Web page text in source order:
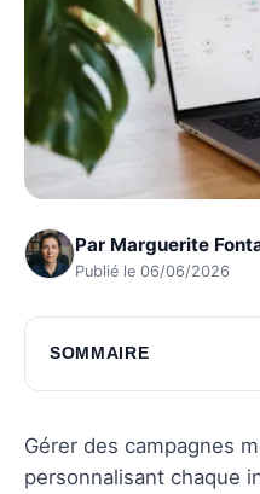
Par Marguerite
Publié le 06/06/2026
SOMMAIRE
Comprendre
Outils essentiels
campagnes
Gérer des campagnes
personnalisant chaque